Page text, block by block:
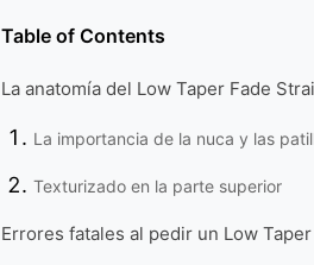
Table of Contents
La anatomía del Low Taper Fade
La importancia de la nuca y las
Texturizado en la parte superior
Errores fatales al pedir un Low